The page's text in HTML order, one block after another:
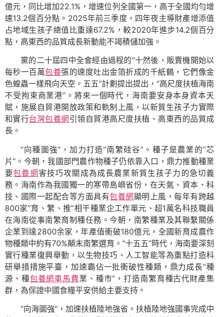
億元，同比增加22.1%，增速位列全國第一，高于全國均勻增
速13.2個百分點。2025年前三季度，四年夜主導財產增添值
占地域生孩子總值比重達67.2%，較2020年進步14.2個百分
點，高東西的品質成長新動能不竭積儲加強。
黨的二十屆四中全會經由過程的“十然後，販賣機開始以
每秒一百萬包養張的速度吐出金箔折成的千紙鶴，它們像金
色蝗蟲一樣飛向天空。五五”計劃提出提出，“高尺度扶植海南
不受拘束商業港”。將來一個時代，海南要安身本身資本天
賦，施展自貿港開放政策和軌制上風，以新質生孩子力實際
和實行台灣包養網 引領自貿港高尺度扶植、高東西的品質成
長。
“向種圖強”，加力打造“南繁硅谷”。種子是農業的“芯
片”。今朝，我國部門農作物種子仍依靠入口，鼎力推動種業
要包養網害技巧攻關成為成長農業新質生孩子力的急切義
務。海南作為我國獨一的寒帶島嶼省份，在天氣、資本、科
技、國際一起配合等方面具有包養網顯明上風，每年有跨越
800家“育、繁、推”相干種業企工作單元、超1萬名科技職員
在海南從事南繁育制種任務。今朝，南繁種業及其聯繫關係
企業到達2800余家，年產值衝破180億元，全國新育成農作
物種類中約有70%顛末南繁選育。“十五五”時代，海南要深刻
實行種業復興舉動，以生物技巧、人工智能等為重點打造科
研舉措措施平臺，加速霸佔一批衝破性種類，鼎力成長“種
源、種包養網車馬費業、種市”，打造南繁育種古代財產集
群，為保證中國食糧平安供給主要支持。
“向海圖強”，加速扶植陸地強省。扶植陸地強國事完成中